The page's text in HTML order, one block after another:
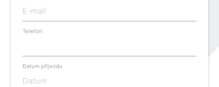
Telefon
Datum příjezdu